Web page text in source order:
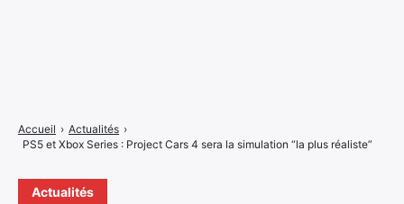
Actualités
Accueil › Actualités ›
PS5 et Xbox Series : Project Cars 4 sera la simulation “la plus réaliste”